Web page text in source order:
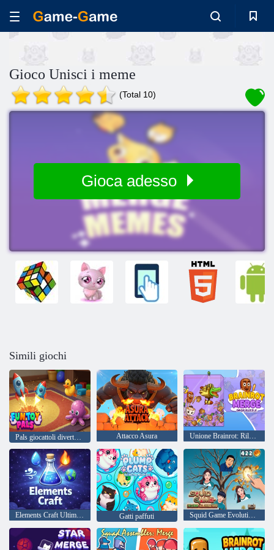
Gioco Unisci i meme
(Total 10)
Gioca adesso
Simili giochi
Pals giocattoli divertenti Attacco Asura Unione Brainrot: Rilascia puzzle
Elements Craft Ultimate Gatti paffuti Squid Game Evolution: tutti i personaggi!